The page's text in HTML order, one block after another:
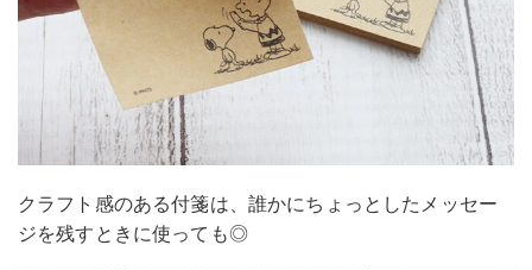
クラフト感のある付箋は、誰かにちょっとしたメッセー
ジを残すときに使っても◎